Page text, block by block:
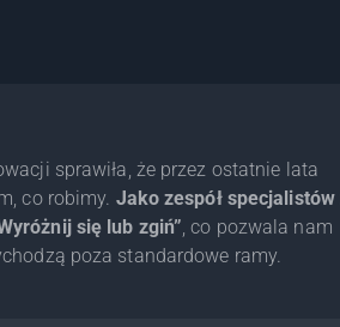
sprawiła, że przez ostatnie lata
co robimy. Jako zespół specjalistów
się lub zgiń”, co pozwala nam
poza standardowe ramy.